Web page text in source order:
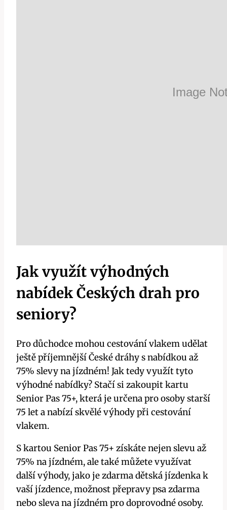
Jak využít výhodných
nabídek Českých drah pro
seniory?
Pro důchodce mohou cestování vlakem udělat
ještě příjemnější České dráhy s nabídkou až
75% slevy na jízdném! Jak tedy využít tyto
výhodné nabídky? Stačí si zakoupit kartu
Senior Pas 75+, která je určena pro osoby starší
75 let a nabízí skvělé výhody při cestování
vlakem.
S kartou Senior Pas 75+ získáte nejen slevu až
75% na jízdném, ale také můžete využívat
další výhody, jako je zdarma dětská jízdenka k
vaší jízdence, možnost přepravy psa zdarma
nebo sleva na jízdném pro doprovodné osoby.